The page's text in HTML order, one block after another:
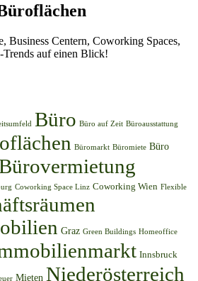
Business Centern, Coworking Spaces,
auf einen Blick!
Büro Büro auf Zeit Büroausstattung
Büromarkt Büromiete Büro
Coworking Space Linz Coworking Wien Flexible
Graz Green Buildings Homeoffice
Innsbruck
Mieten Niederösterreich